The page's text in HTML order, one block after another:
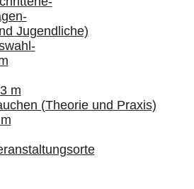
Jugendliche)
m
(Theorie und Praxis)